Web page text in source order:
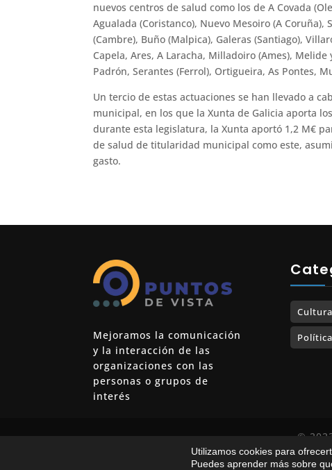
nuevos centros de salud como los de A Covada
Agualada (Coristanco), Nuevo Mesoiro (A Coruña),
(Cambre), Buño (Malpica), Galeras (Santiago),
Capela, Ares, A Laracha, Milladoiro (Ames),
Padrón, Serantes (Ferrol), Ortigueira, As Pontes,
Un tercio de estas actuaciones se han llevado a
municipal, en los que la Xunta de Galicia aporta
durante esta legislatura, la Xunta aportó 1,2 M€
de salud de titularidad municipal como este,
gasto.
Mejoramos la comunicación
y la interacción de las
organizaciones con las
personas o grupos de
interés
Cultura
Política
©
Utilizamos cookies para
Puedes aprender más sobre